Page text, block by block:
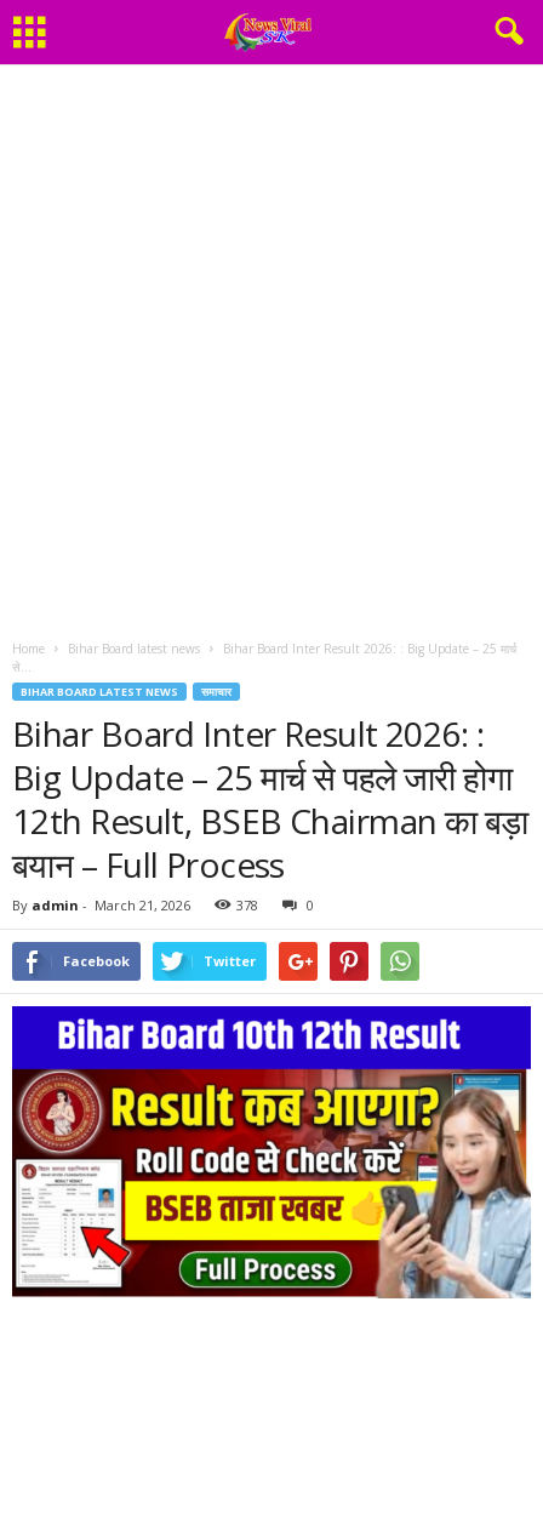
Home Bihar Board latest news
Bihar Board Inter Result 2026: : Big Update – 25 मार्च
से...
BIHAR BOARD LATEST NEWS समाचार
Bihar Board Inter Result 2026: :
Big Update – 25 मार्च से पहले जारी होगा
12th Result, BSEB Chairman का बड़ा
बयान – Full Process
By admin - March 21, 2026 378 0
Facebook Twitter